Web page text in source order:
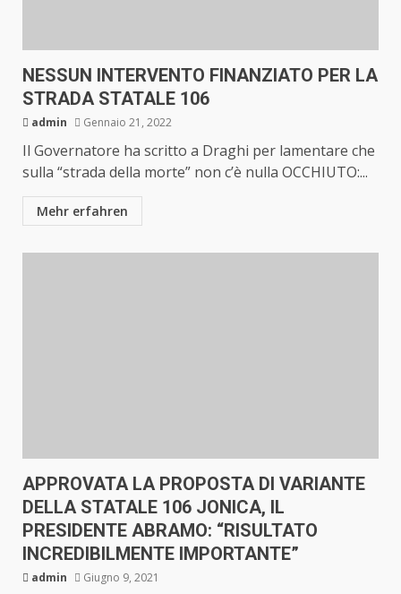
NESSUN INTERVENTO FINANZIATO PER LA
STRADA STATALE 106
admin Gennaio 21, 2022
Il Governatore ha scritto a Draghi per lamentare che
sulla “strada della morte” non c’è nulla OCCHIUTO:...
Mehr erfahren
APPROVATA LA PROPOSTA DI VARIANTE
DELLA STATALE 106 JONICA, IL
PRESIDENTE ABRAMO: “RISULTATO
INCREDIBILMENTE IMPORTANTE”
admin Giugno 9, 2021